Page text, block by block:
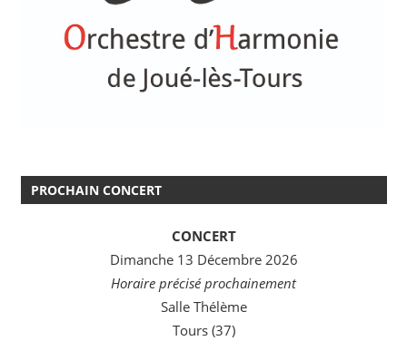
PROCHAIN CONCERT
CONCERT
Dimanche 13 Décembre 2026
Horaire précisé prochainement
Salle Thélème
Tours (37)